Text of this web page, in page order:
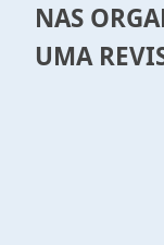
NAS
UMA